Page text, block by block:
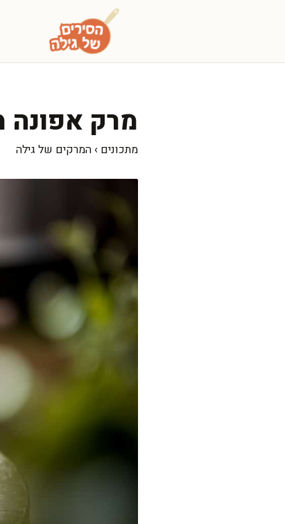
מרק אפונה
מתכונים › המרקים של גילה